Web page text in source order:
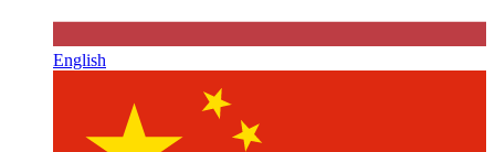
English